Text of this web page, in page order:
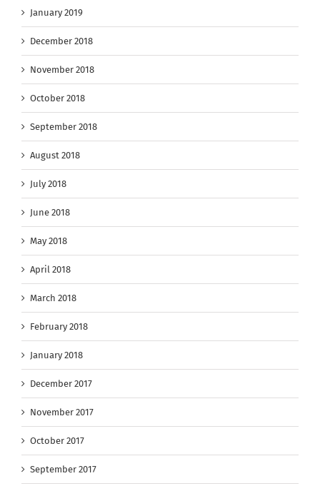
January 2019
December 2018
November 2018
October 2018
September 2018
August 2018
July 2018
June 2018
May 2018
April 2018
March 2018
February 2018
January 2018
December 2017
November 2017
October 2017
September 2017